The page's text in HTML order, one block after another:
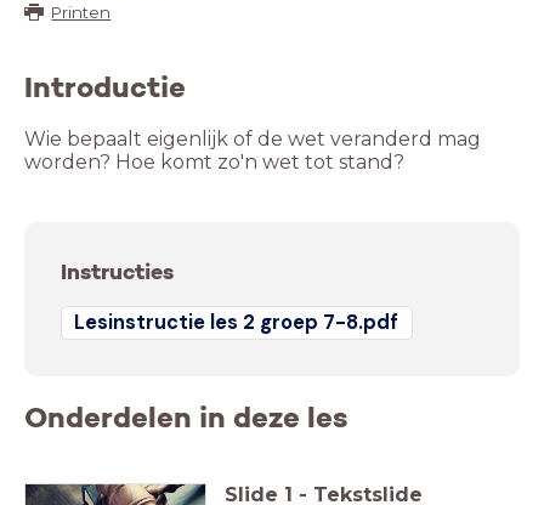
Printen
Introductie
Wie bepaalt eigenlijk of de wet veranderd mag
worden? Hoe komt zo'n wet tot stand?
Instructies
Lesinstructie les 2 groep 7-8.pdf
Onderdelen in deze les
Slide 1 - Tekstslide